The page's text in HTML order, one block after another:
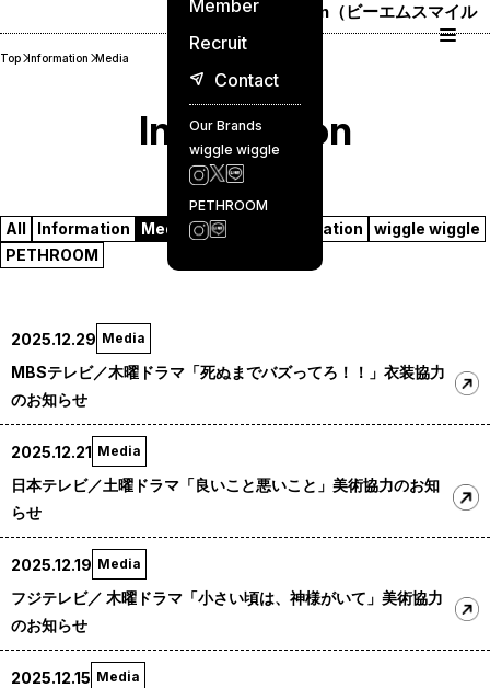
BM Smile Japan（ビーエムスマイル
ジャパン）
Member
Recruit
Contact
Our Brands
wiggle wiggle
PETHROOM
Top Information Media
Information
All Information Media Event Collaboration
wiggle wiggle
PETHROOM
2025.12.29 Media
MBSテレビ／木曜ドラマ「死ぬまでバズってろ！！」衣装協力
のお知らせ
2025.12.21 Media
日本テレビ／土曜ドラマ「良いこと悪いこと」美術協力のお知
らせ
2025.12.19 Media
フジテレビ／ 木曜ドラマ「小さい頃は、神様がいて」美術協力
のお知らせ
2025.12.15 Media